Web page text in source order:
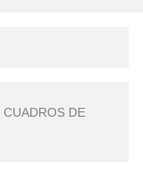
CUADROS DE